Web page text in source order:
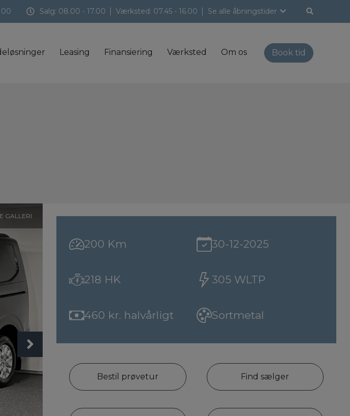
00 Salg: 08.00 - 17.00 Værksted: 07.45 - 16.00 Se alle åbningstider
Leasing Finansiering Værksted Om os Book tid
GALLERI
200 Km 30-12-2025
218 HK 305 WLTP
460 kr. halvårligt Sortmetal
Bestil prøvetur Find sælger